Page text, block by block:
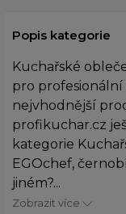
Popis kategorie
Kuchařské
pro profesionální
nejvhodnější
profikuchar.cz
kategorie
EGOchef,
jiném?...
Zobrazit více